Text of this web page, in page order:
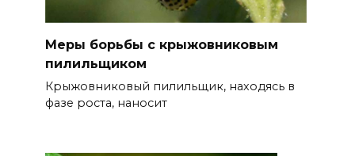
Меры борьбы с крыжовниковым
пилильщиком
Крыжовниковый пилильщик, находясь в
фазе роста, наносит